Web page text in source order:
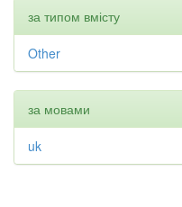
за типом вмісту
Other
за мовами
uk